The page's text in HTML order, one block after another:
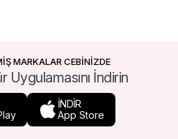
MARKALAR CEBİNİZDE
Uygulamasını İndirin
İNDİR
App Store